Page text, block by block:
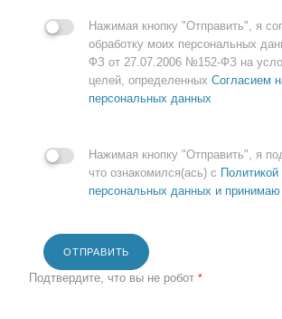
Нажимая кнопку "Отправить", я
обработку моих персональных
ФЗ от 27.07.2006 №152-ФЗ на
целей, определенных Согласием
персональных данных
Нажимая кнопку "Отправить", я
что ознакомился(ась) с Политикой
персональных данных и
ОТПРАВИТЬ
Подтвердите, что вы не робот *